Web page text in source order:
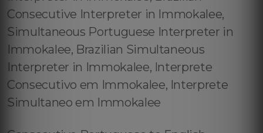
Consecutive Interpreter in Immokalee,
Simultaneous Portuguese Interpreter in
Immokalee, Brazilian Simultaneous
Interpreter in Immokalee, Interprete
Consecutivo em Immokalee, Interprete
Simultaneo em Immokalee